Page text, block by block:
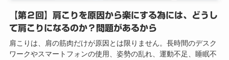
【第２回】肩こりを原因から楽にする為には、どうし
て肩こりになるのか？問題があるから
肩こりは、肩の筋肉だけが原因とは限りません。長時間のデスク
ワークやスマートフォンの使用、姿勢の乱れ、運動不足、睡眠不